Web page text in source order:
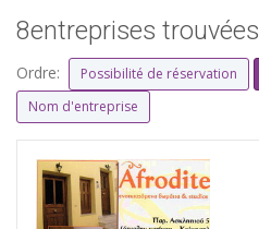
8entreprises trouvées
Ordre: Possibilité de réservation
Nom d'entreprise